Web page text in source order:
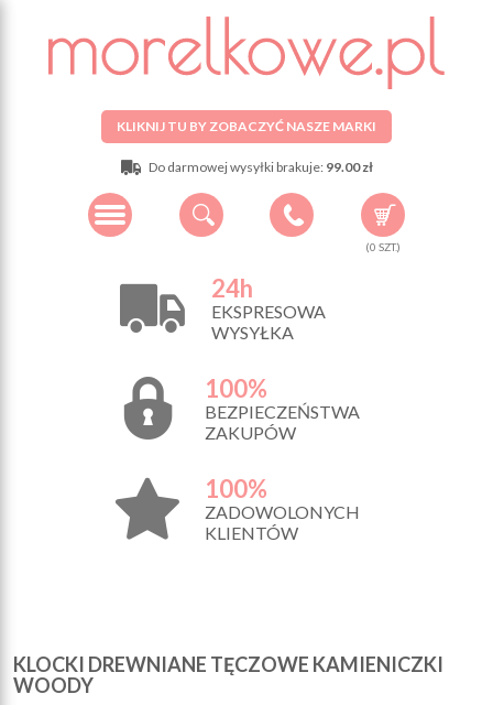
KLIKNIJ TU BY ZOBACZYĆ NASZE MARKI
Do darmowej wysyłki brakuje: 99.00 zł
(0 SZT.)
24h
EKSPRESOWA
WYSYŁKA
100%
BEZPIECZEŃSTWA
ZAKUPÓW
100%
ZADOWOLONYCH
KLIENTÓW
KLOCKI DREWNIANE TĘCZOWE KAMIENICZKI
WOODY